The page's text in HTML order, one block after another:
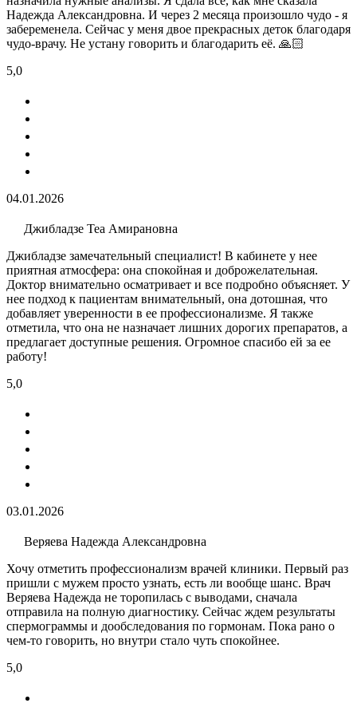
Надежда Александровна. И через 2 месяца произошло чудо - я
забеременела. Сейчас у меня двое прекрасных деток благодаря
чудо-врачу. Не устану говорить и благодарить её. 🙏🏻
5,0
04.01.2026
Джибладзе Теа Амирановна
Джибладзе замечательный специалист! В кабинете у нее
приятная атмосфера: она спокойная и доброжелательная.
Доктор внимательно осматривает и все подробно объясняет. У
нее подход к пациентам внимательный, она дотошная, что
добавляет уверенности в ее профессионализме. Я также
отметила, что она не назначает лишних дорогих препаратов, а
предлагает доступные решения. Огромное спасибо ей за ее
работу!
5,0
03.01.2026
Веряева Надежда Александровна
Хочу отметить профессионализм врачей клиники. Первый раз
пришли с мужем просто узнать, есть ли вообще шанс. Врач
Веряева Надежда не торопилась с выводами, сначала
отправила на полную диагностику. Сейчас ждем результаты
спермограммы и дообследования по гормонам. Пока рано о
чем-то говорить, но внутри стало чуть спокойнее.
5,0